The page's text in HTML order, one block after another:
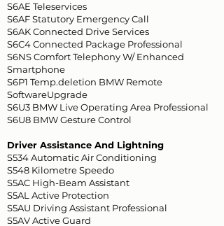
S6AE Teleservices
S6AF Statutory Emergency Call
S6AK Connected Drive Services
S6C4 Connected Package Professional
S6NS Comfort Telephony W/ Enhanced
Smartphone
S6P1 Temp.deletion BMW Remote
SoftwareUpgrade
S6U3 BMW Live Operating Area Professional
S6U8 BMW Gesture Control
Driver Assistance And Lightning
S534 Automatic Air Conditioning
S548 Kilometre Speedo
S5AC High-Beam Assistant
S5AL Active Protection
S5AU Driving Assistant Professional
S5AV Active Guard